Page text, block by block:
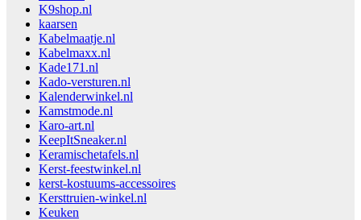
K9shop.nl
kaarsen
Kabelmaatje.nl
Kabelmaxx.nl
Kade171.nl
Kado-versturen.nl
Kalenderwinkel.nl
Kamstmode.nl
Karo-art.nl
KeepItSneaker.nl
Keramischetafels.nl
Kerst-feestwinkel.nl
kerst-kostuums-accessoires
Kersttruien-winkel.nl
Keuken